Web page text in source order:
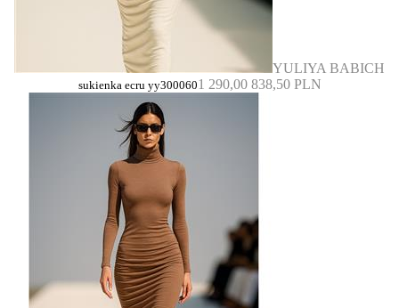
YULIYA BABICH
sukienka ecru yy3000601 290,00 838,50 PLN